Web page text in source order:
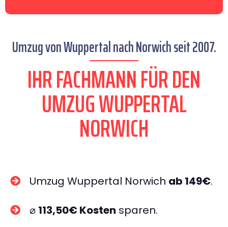
Umzug von Wuppertal nach Norwich seit 2007.
IHR FACHMANN FÜR DEN
UMZUG WUPPERTAL
NORWICH
Umzug Wuppertal Norwich ab 149€.
⌀ 113,50€ Kosten sparen.